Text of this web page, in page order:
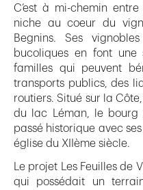
C’est à mi-chemin
niche au coeur du
Begnins. Ses
bucoliques en font une
familles qui peuvent
transports publics, des
routiers. Situé sur la
du lac Léman, le bourg
passé historique avec
église du XIIème siècle.
Le projet Les Feuilles de
qui possédait un